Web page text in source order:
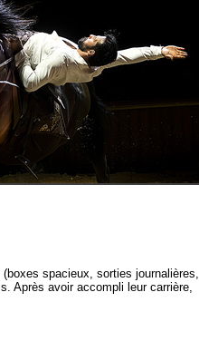
spacieux, sorties journalières,
Après avoir accompli leur carrière,